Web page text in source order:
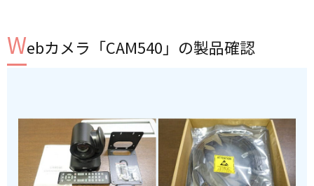
Webカメラ「CAM540」の製品確認